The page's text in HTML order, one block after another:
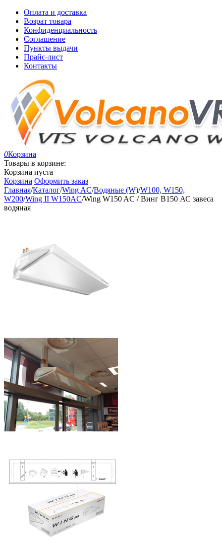
Оплата и доставка
Возрат товара
Конфиденциальность
Соглашение
Пункты выдачи
Прайс-лист
Контакты
0Корзина
Товары в корзине:
Корзина пуста
Корзина Оформить заказ
Главная/Каталог/Wing AC/Водяные (W)/W100, W150,
W200/Wing II W150AC/Wing W150 AC / Винг В150 АС завеса
водяная